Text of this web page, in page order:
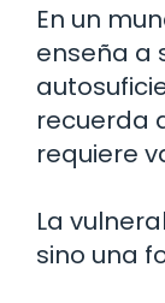
En un
enseña a
recuerda
requiere
La
sino una